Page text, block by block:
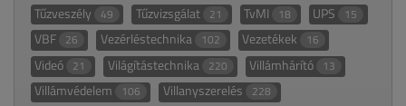
Tűzveszély 49 Tűzvizsgálat 21 TvMI 18 UPS 15
VBF 26 Vezérléstechnika 102 Vezetékek 16
Videó 21 Világítástechnika 220 Villámhárító 13
Villámvédelem 106 Villanyszerelés 228